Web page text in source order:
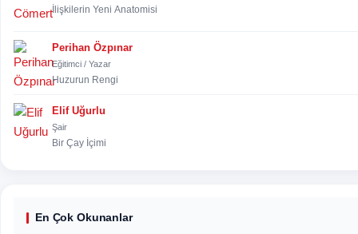
İlişkilerin Yeni Anatomisi
Perihan Özpınar
Eğitimci / Yazar
Huzurun Rengi
Elif Uğurlu
Şair
Bir Çay İçimi
En Çok Okunanlar